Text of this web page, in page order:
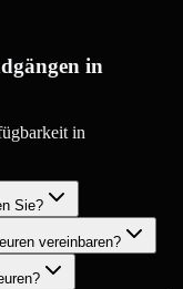
in
in
Sie?
vereinbaren?